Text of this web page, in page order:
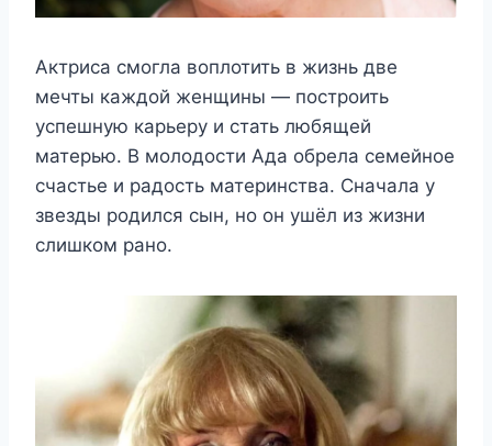
Актриса смогла воплотить в жизнь две
мечты каждой женщины — построить
успешную карьеру и стать любящей
матерью. В молодости Ада обрела семейное
счастье и радость материнства. Сначала у
звезды родился сын, но он ушёл из жизни
слишком рано.